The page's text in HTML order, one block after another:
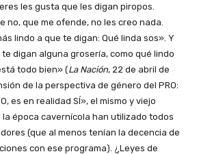
les gusta que les digan piropos.
no, que me ofende, no les creo nada.
lindo a que te digan: Qué linda sos». Y
digan alguna grosería, como qué lindo
todo bien» (La Nación, 22 de abril de
de la perspectiva de género del PRO:
es en realidad SÍ», el mismo y viejo
época cavernícola han utilizado todos
(que al menos tenían la decencia de
con ese programa). ¿Leyes de